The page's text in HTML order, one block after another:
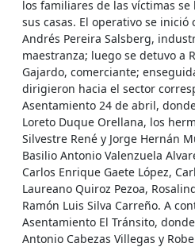
los familiares de las víctimas
sus casas. El operativo se
Andrés Pereira Salsberg,
maestranza; luego se detuvo a
Gajardo, comerciante;
dirigieron hacia el sector
Asentamiento 24 de abril,
Loreto Duque Orellana, los
Silvestre René y Jorge Hernán
Basilio Antonio Valenzuela
Carlos Enrique Gaete López,
Laureano Quiroz Pezoa,
Ramón Luis Silva Carreño. A
Asentamiento El Tránsito,
Antonio Cabezas Villegas y